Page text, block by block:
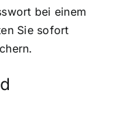
bei einem
Sie sofort